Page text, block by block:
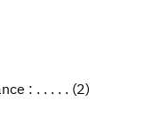
: . . . . . (2)